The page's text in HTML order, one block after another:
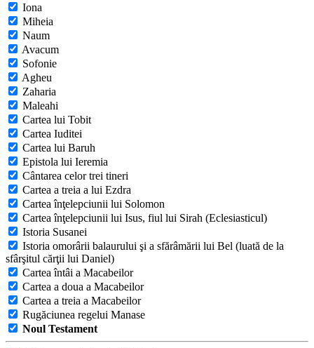
Iona
Miheia
Naum
Avacum
Sofonie
Agheu
Zaharia
Maleahi
Cartea lui Tobit
Cartea Iuditei
Cartea lui Baruh
Epistola lui Ieremia
Cântarea celor trei tineri
Cartea a treia a lui Ezdra
Cartea înţelepciunii lui Solomon
Cartea înţelepciunii lui Isus, fiul lui Sirah (Eclesiasticul)
Istoria Susanei
Istoria omorârii balaurului şi a sfărâmării lui Bel (luată de la
sfârşitul cărţii lui Daniel)
Cartea întâi a Macabeilor
Cartea a doua a Macabeilor
Cartea a treia a Macabeilor
Rugăciunea regelui Manase
Noul Testament